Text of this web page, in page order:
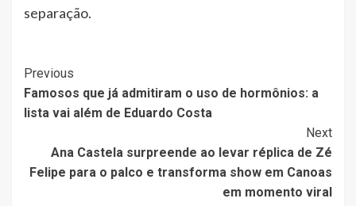
separação.
Post
Navigation
Previous
Famosos que já admitiram o uso de hormônios: a
lista vai além de Eduardo Costa
Next
Ana Castela surpreende ao levar réplica de Zé
Felipe para o palco e transforma show em Canoas
em momento viral